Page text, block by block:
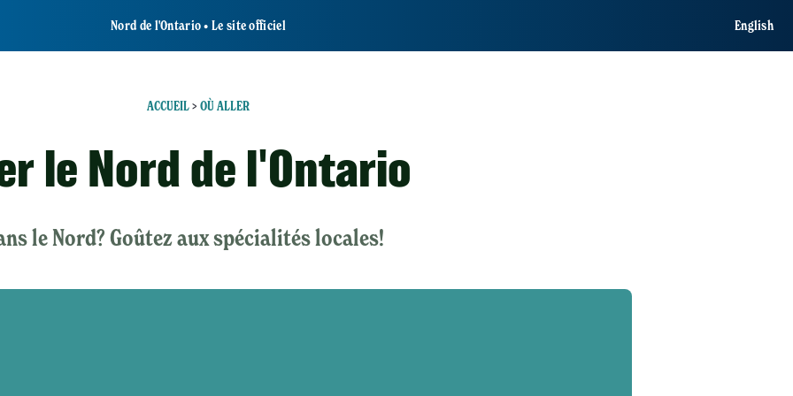
Nord de l'Ontario • Le site officiel English
ACCUEIL> OÙ ALLER
le Nord de l'Ontario
le Nord? Goûtez aux spécialités locales!